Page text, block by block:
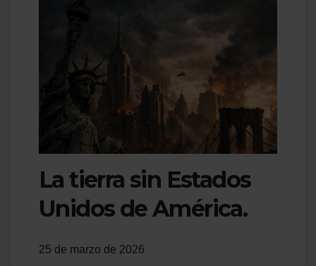
La tierra sin Estados
Unidos de América.
25 de marzo de 2026